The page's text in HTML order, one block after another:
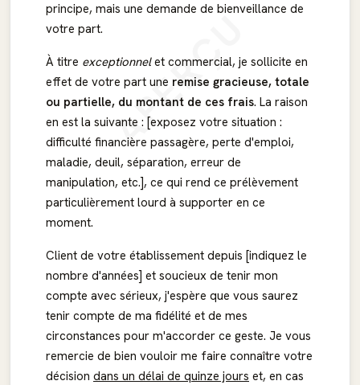
APERÇU
principe, mais une demande de bienveillance de
votre part.
À titre exceptionnelet commercial, je sollicite en
effet de votre part une remise gracieuse, totale
ou partielle, du montant de ces frais. La raison
en est la suivante : [exposez votre situation :
difficulté financière passagère, perte d'emploi,
maladie, deuil, séparation, erreur de
manipulation, etc.], ce qui rend ce prélèvement
particulièrement lourd à supporter en ce
moment.
Client de votre établissement depuis [indiquez le
nombre d'années] et soucieux de tenir mon
compte avec sérieux, j'espère que vous saurez
tenir compte de ma fidélité et de mes
circonstances pour m'accorder ce geste. Je vous
remercie de bien vouloir me faire connaître votre
décision dans un délai de quinze jours et, en cas